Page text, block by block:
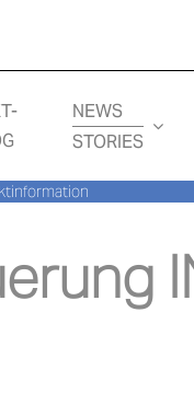
NEWS
STORIES